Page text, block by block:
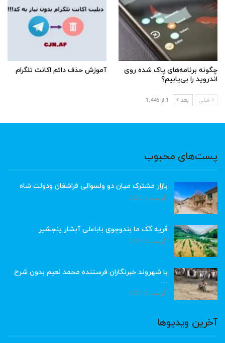
چگونه برنامه‌های پاک شده روی
اندروید را بی‌یابیم؟
آموزش حذف دائم اکانت تلگرام
قبلی بعد 1 از 1,446
پست‌های محبوب
بازار مشترک میان دو ولسوالی فراشغان ودولت شاه
آگوست 8, 2026
قریه گک ما بندوجوی باباعلی آبشار پنجشیر
آگوست 8, 2026
با شهروند خبرنگاران فرستنده محمد نعیم بدون شرح
…
آگوست 8, 2026
آخرین ویدیوها